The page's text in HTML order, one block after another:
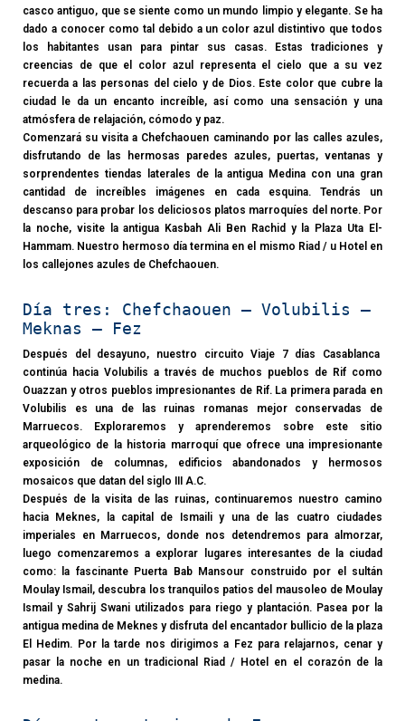
casco antiguo, que se siente como un mundo limpio y elegante. Se ha
dado a conocer como tal debido a un color azul distintivo que todos
los habitantes usan para pintar sus casas. Estas tradiciones y
creencias de que el color azul representa el cielo que a su vez
recuerda a las personas del cielo y de Dios. Este color que cubre la
ciudad le da un encanto increíble, así como una sensación y una
atmósfera de relajación, cómodo y paz.
Comenzará su visita a Chefchaouen caminando por las calles azules,
disfrutando de las hermosas paredes azules, puertas, ventanas y
sorprendentes tiendas laterales de la antigua Medina con una gran
cantidad de increíbles imágenes en cada esquina. Tendrás un
descanso para probar los deliciosos platos marroquíes del norte. Por
la noche, visite la antigua Kasbah Ali Ben Rachid y la Plaza Uta El-
Hammam. Nuestro hermoso día termina en el mismo Riad / u Hotel en
los callejones azules de Chefchaouen.
Día tres: Chefchaouen – Volubilis –
Meknas – Fez
Después del desayuno, nuestro circuito Viaje 7 días Casablanca
continúa hacia Volubilis a través de muchos pueblos de Rif como
Ouazzan y otros pueblos impresionantes de Rif. La primera parada en
Volubilis es una de las ruinas romanas mejor conservadas de
Marruecos. Exploraremos y aprenderemos sobre este sitio
arqueológico de la historia marroquí que ofrece una impresionante
exposición de columnas, edificios abandonados y hermosos
mosaicos que datan del siglo III A.C.
Después de la visita de las ruinas, continuaremos nuestro camino
hacia Meknes, la capital de Ismaili y una de las cuatro ciudades
imperiales en Marruecos, donde nos detendremos para almorzar,
luego comenzaremos a explorar lugares interesantes de la ciudad
como: la fascinante Puerta Bab Mansour construido por el sultán
Moulay Ismail, descubra los tranquilos patios del mausoleo de Moulay
Ismail y Sahrij Swani utilizados para riego y plantación. Pasea por la
antigua medina de Meknes y disfruta del encantador bullicio de la plaza
El Hedim. Por la tarde nos dirigimos a Fez para relajarnos, cenar y
pasar la noche en un tradicional Riad / Hotel en el corazón de la
medina.